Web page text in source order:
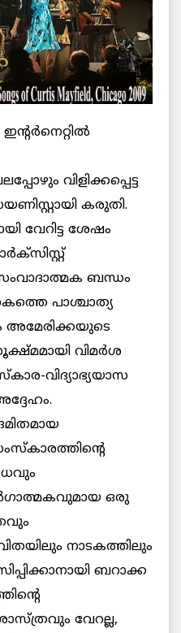
വിളിക്കപ്പെട്ട
കരുതി.
വേറിട്ട ശേഷം
ബന്ധം
പാശ്ചാത്യ
അമേരിക്കയുടെ
വിമര്‍ശ
വിദ്യാഭ്യയാസ
ഒരു
നാടകത്തിലും
ബറാക്ക
വേറല്ല,